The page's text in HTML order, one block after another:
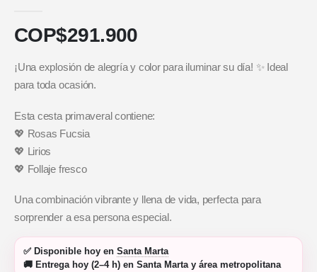
COP$291.900
¡Una explosión de alegría y color para iluminar su día! ✨ Ideal
para toda ocasión.
Esta cesta primaveral contiene:
💖 Rosas Fucsia
💖 Lirios
💖 Follaje fresco
Una combinación vibrante y llena de vida, perfecta para
sorprender a esa persona especial.
✅ Disponible hoy en Santa Marta
🚚 Entrega hoy (2–4 h) en Santa Marta y área metropolitana